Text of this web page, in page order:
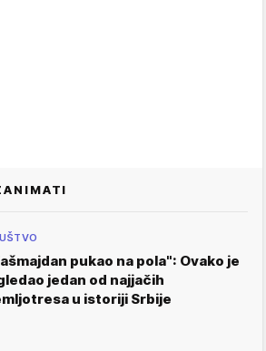
pukao na pola": Ovako je
jedan od najjačih
u istoriji Srbije